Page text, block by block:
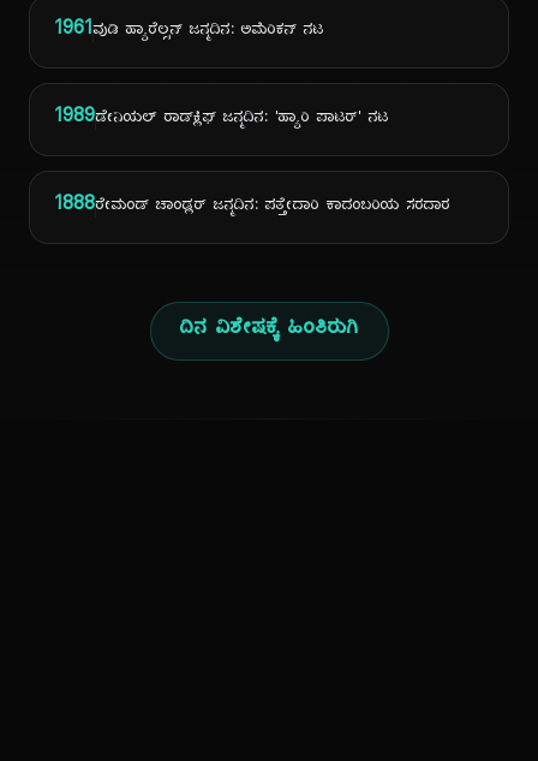
1961ವುಡಿ ಹ್ಯಾರೆಲ್ಸನ್ ಜನ್ಮದಿನ: ಅಮೆರಿಕನ್ ನಟ
1989ಡೇನಿಯಲ್ ರಾಡ್‌ಕ್ಲಿಫ್ ಜನ್ಮದಿನ: 'ಹ್ಯಾರಿ ಪಾಟರ್' ನಟ
1888ರೇಮಂಡ್ ಚಾಂಡ್ಲರ್ ಜನ್ಮದಿನ: ಪತ್ತೇದಾರಿ ಕಾದಂಬರಿಯ ಸರದಾರ
ದಿನ ವಿಶೇಷಕ್ಕೆ ಹಿಂತಿರುಗಿ